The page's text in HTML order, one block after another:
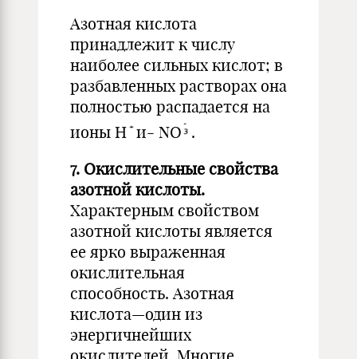
Азотная кислота
принадлежит к числу
наиболее сильных кис­лот; в
разбавленных растворах она
полностью распадается на
ионы Н и- NO .
7. Окислительные свойства
азотной кислоты.
Характерным свойством
азотной кислоты является
ее ярко выраженная
окислительная
способность. Азотная
кислота—один из
энергичнейших